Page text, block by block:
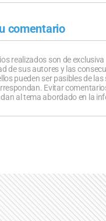
comentario
realizados son de exclusiva
de sus autores y las
pueden ser pasibles de
Evitar
al tema abordado en la